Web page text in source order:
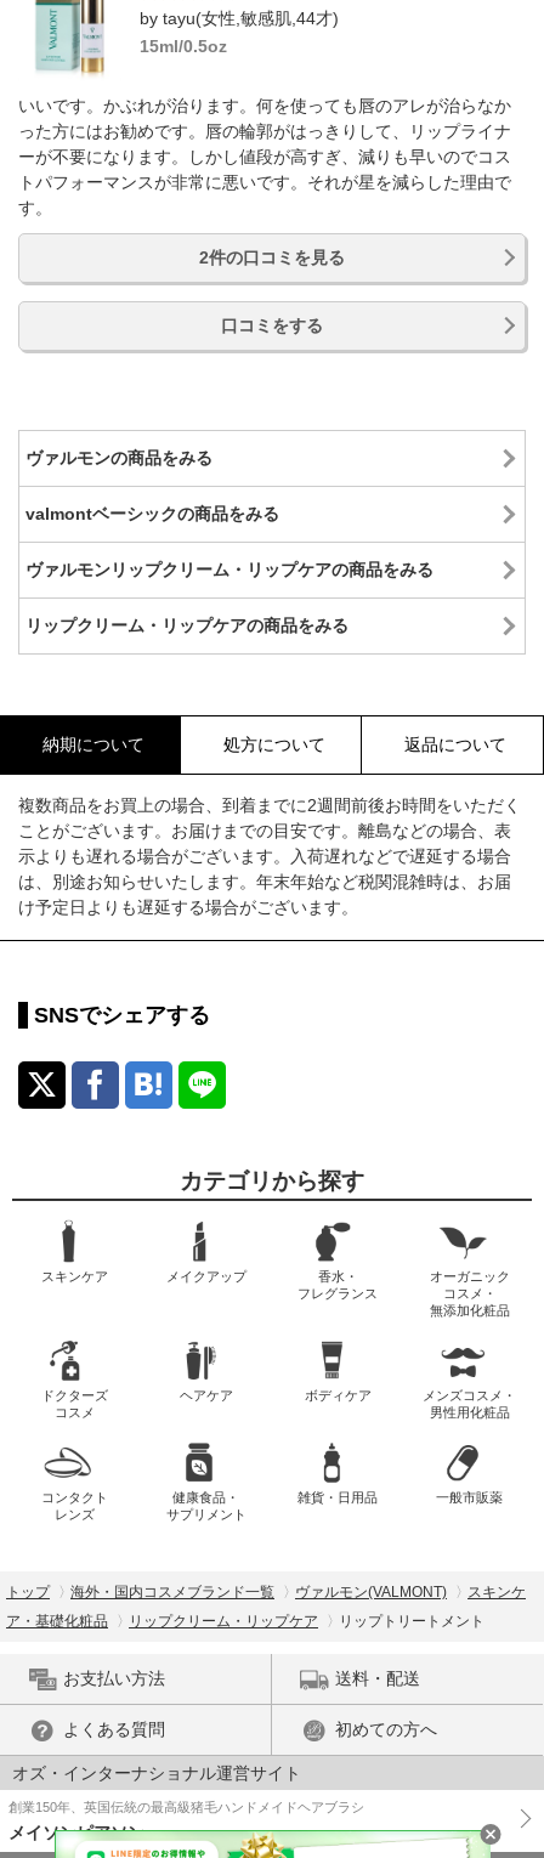
by tayu(女性,敏感肌,44才)
15ml/0.5oz
いいです。かぶれが治ります。何を使っても唇のアレが治らなか
った方にはお勧めです。唇の輪郭がはっきりして、リップライナ
ーが不要になります。しかし値段が高すぎ、減りも早いのでコス
トパフォーマンスが非常に悪いです。それが星を減らした理由で
す。
2件の口コミを見る
口コミをする
ヴァルモンの商品をみる
valmontベーシックの商品をみる
ヴァルモンリップクリーム・リップケアの商品をみる
リップクリーム・リップケアの商品をみる
納期について 処方について 返品について
複数商品をお買上の場合、到着までに2週間前後お時間をいただく
ことがございます。お届けまでの目安です。離島などの場合、表
示よりも遅れる場合がございます。入荷遅れなどで遅延する場合
は、別途お知らせいたします。年末年始など税関混雑時は、お届
け予定日よりも遅延する場合がございます。
SNSでシェアする
カテゴリから探す
スキンケア メイクアップ
香水・
フレグランス
オーガニック
コスメ・
無添加化粧品
ドクターズ
コスメ
ヘアケア ボディケア
メンズコスメ・
男性用化粧品
コンタクト
レンズ
健康食品・
サプリメント
雑貨・日用品 一般市販薬
トップ 海外・国内コスメブランド一覧 ヴァルモン(VALMONT)
スキンケ
ア・基礎化粧品
リップクリーム・リップケア リップトリートメント
お支払い方法 送料・配送
よくある質問 初めての方へ
オズ・インターナショナル運営サイト
創業150年、英国伝統の最高級猪毛ハンドメイドヘアブラシ
メイソンピアソン